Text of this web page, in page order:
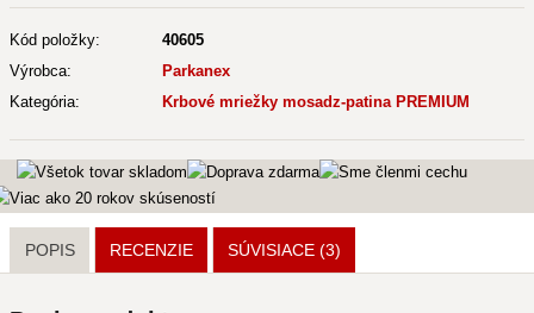
Kód položky:
40605
Výrobca:
Parkanex
Kategória:
Krbové mriežky mosadz-patina PREMIUM
POPIS RECENZIE SÚVISIACE (3)